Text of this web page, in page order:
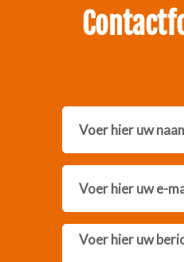
Message